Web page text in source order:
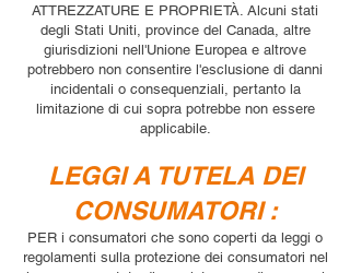
ATTREZZATURE E PROPRIETÀ. Alcuni stati
degli Stati Uniti, province del Canada, altre
giurisdizioni nell'Unione Europea e altrove
potrebbero non consentire l'esclusione di danni
incidentali o consequenziali, pertanto la
limitazione di cui sopra potrebbe non essere
applicabile.
LEGGI A TUTELA DEI
CONSUMATORI :
PER i consumatori che sono coperti da leggi o
regolamenti sulla protezione dei consumatori nel